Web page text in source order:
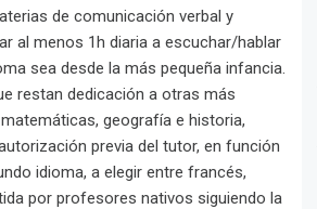
de comunicación verbal y
al menos 1h diaria a escuchar/hablar
sea desde la más pequeña infancia.
restan dedicación a otras más
geografía e historia,
previa del tutor, en función
idioma, a elegir entre francés,
por profesores nativos siguiendo la